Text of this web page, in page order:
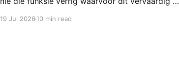
19 Jul 202610 min read